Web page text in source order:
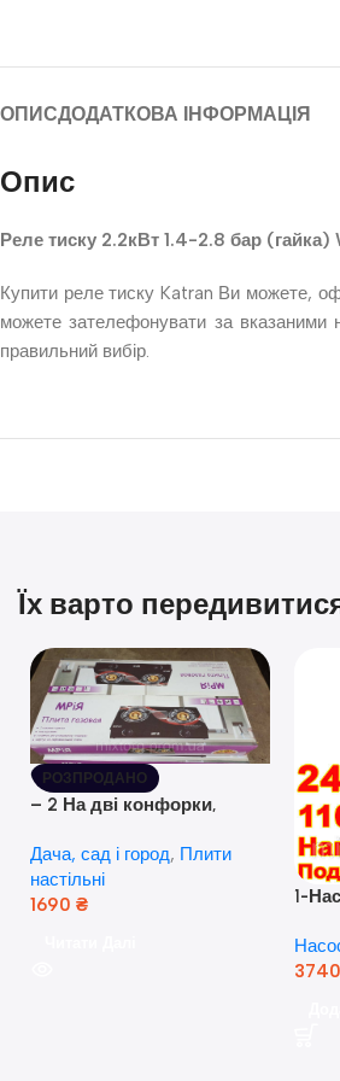
ОПИСДОДАТКОВА ІНФОРМАЦІЯ
Опис
Реле тиску 2.2кВт 1.4-2.8 бар
Купити реле тиску Katran Ви можете,
можете зателефонувати за вказаними
правильний вибір.
Їх варто
РОЗПРОДАНО
– 2 На дві конфорки,
розпалюванням.
Дача, сад і город, Плити
настільні
1690 ₴
1-
кВт)
3740